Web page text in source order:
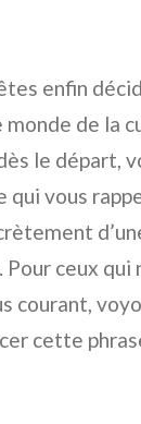
enfin
de la
le départ,
qui vous
Pour ceux qui
courant,
cette